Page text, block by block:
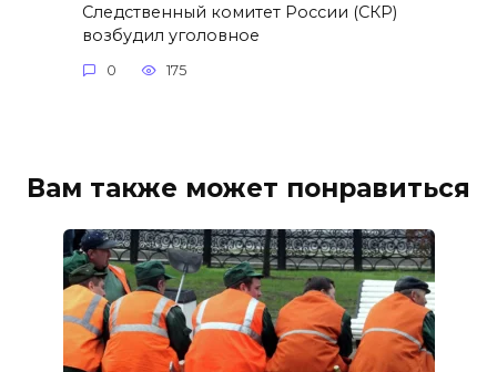
Следственный комитет России (СКР)
возбудил уголовное
0 175
Вам также может понравиться